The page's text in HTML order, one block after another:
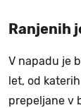
Ranjenih
V napadu je
let, od
prepeljane v